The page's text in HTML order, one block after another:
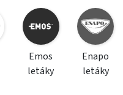
Emos
letáky
Enapo
letáky